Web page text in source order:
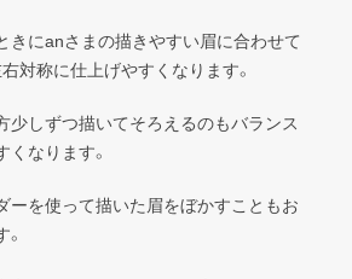
きにanさまの描きやすい眉に合わせて
右対称に仕上げやすくなります。
少しずつ描いてそろえるのもバランス
くなります。
ーを使って描いた眉をぼかすこともお